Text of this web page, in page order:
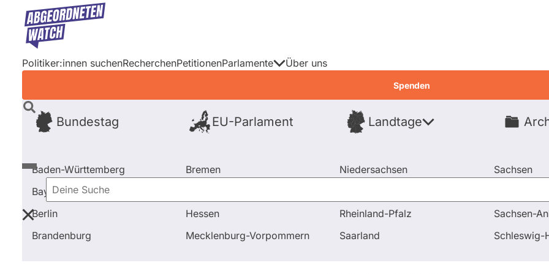
Direkt
Inhalt
Politiker:innen suchenRecherchenPetitionenParlamente
Bundestag EU-Parlament Landtage
Baden-Württemberg
Bayern
Berlin
Brandenburg
Bremen
Hessen
Mecklenburg-Vorpommern
Niedersachsen
Rheinland-Pfalz
Saarland
Sachsen
Sachsen-
Schleswig-
Über uns
Spenden
Deine
Suche
Startseite Bundestag Wahl 2021 Kandidierende